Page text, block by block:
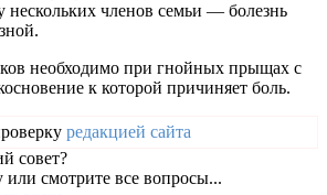
нескольких членов семьи — болезнь
необходимо при гнойных прыщах с
к которой причиняет боль.
редакцией сайта
совет?
или смотрите все вопросы...